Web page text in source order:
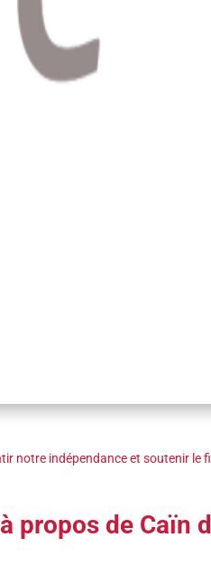
notre indépendance et soutenir
propos de Caïn